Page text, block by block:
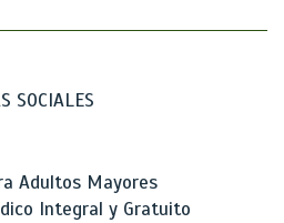
SOCIALES
Adultos Mayores
Integral y Gratuito